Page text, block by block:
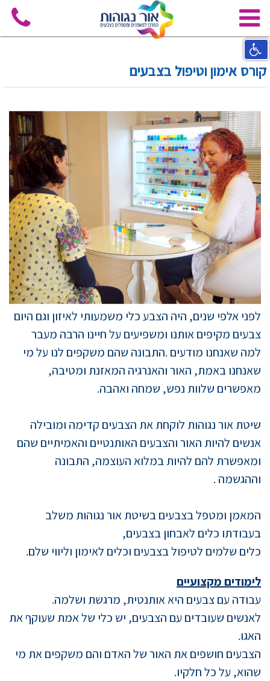
קורס אימון וטיפול בצבעים
לפני אלפי שנים, היה הצבע כלי משמעותי לאיזון וגם היום
צבעים מקיפים אותנו ומשפיעים על חיינו הרבה מעבר
למה שאנחנו מודעים .התבונה שהם משקפים לנו על מי
שאנחנו באמת, האור והאנרגיה המאזנת ומטיבה,
מאפשרים שלוות נפש, שמחה ואהבה.
שיטת אור נגוהות לוקחת את הצבעים קדימה ומובילה
אנשים להיות האור והצבעים האותנטיים והאמיתיים שהם
ומאפשרת להם להיות במלוא העוצמה, התבונה
וההגשמה .
המאמן ומטפל בצבעים בשיטת אור נגוהות משלב
בעבודתו כלים לאבחון בצבעים,
כלים שלמים לטיפול בצבעים וכלים לאימון וליווי שלם.
לימודים מקצועיים
עבודה עם צבעים היא אותנטית, מרגשת ושלמה.
לאנשים שעובדים עם הצבעים, יש כלי של אמת שעוקף את
האגו.
הצבעים חושפים את האור של האדם והם משקפים את מי
שהוא, על כל חלקיו.